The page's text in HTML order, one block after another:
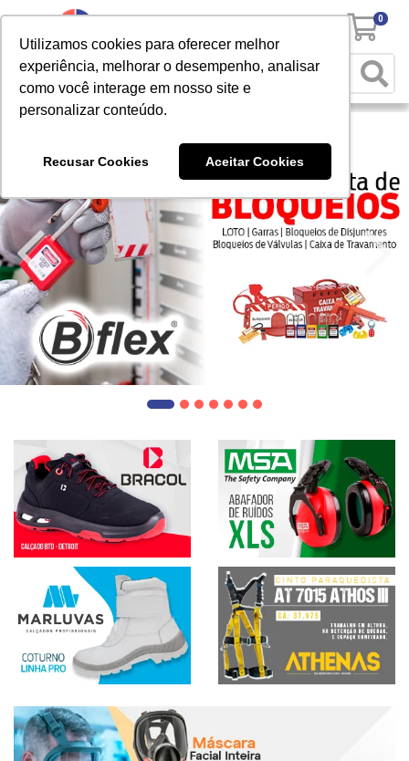
Utilizamos cookies para oferecer melhor
experiência, melhorar o desempenho, analisar
como você interage em nosso site e
personalizar conteúdo.
Recusar Cookies Aceitar Cookies
0